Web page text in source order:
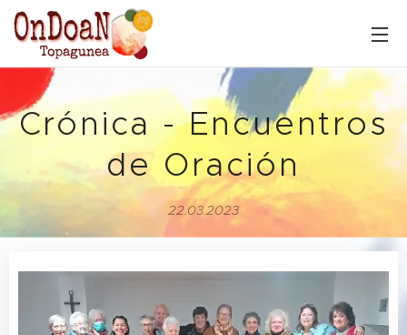
Crónica - Encuentros
de Oración
22.03.2023